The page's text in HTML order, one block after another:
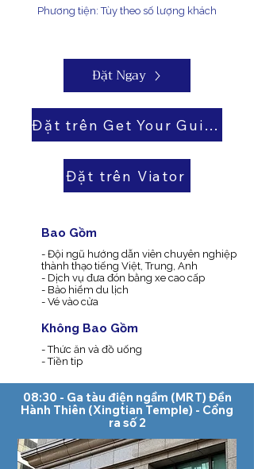
Phương tiện: Tùy theo số lượng khách
Đặt Ngay
Đặt trên Get Your Guide
Đặt trên Viator
​Bao Gồm
- Đội ngũ hướng dẫn viên chuyên nghiệp
thành thạo tiếng Việt, Trung, Anh
- Dịch vụ đưa đón bằng xe cao cấp
- Bảo hiểm du lịch
- Vé vào cửa
​Không Bao Gồm
- Thức ăn và đồ uống
- Tiền tip
08:30 - Ga tàu điện ngầm (MRT) Đền
Hành Thiên (Xingtian Temple) - Cổng
ra số 2